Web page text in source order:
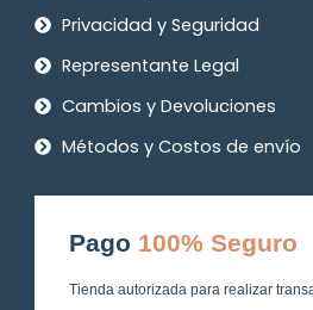
Privacidad y Seguridad
Representante Legal
Cambios y Devoluciones
Métodos y Costos de envío
Pago 100% Seguro
Tienda autorizada para realizar